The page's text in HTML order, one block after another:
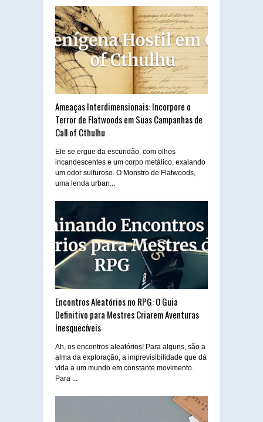
Ameaças Interdimensionais: Incorpore o
Terror de Flatwoods em Suas Campanhas de
Call of Cthulhu
Ele se ergue da escuridão, com olhos
incandescentes e um corpo metálico, exalando
um odor sulfuroso. O Monstro de Flatwoods,
uma lenda urban...
Encontros Aleatórios no RPG: O Guia
Definitivo para Mestres Criarem Aventuras
Inesquecíveis
Ah, os encontros aleatórios! Para alguns, são a
alma da exploração, a imprevisibilidade que dá
vida a um mundo em constante movimento.
Para ...